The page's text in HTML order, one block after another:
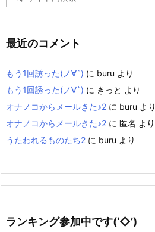
最近のコメント
もう1回誘った(ノ∀`) に buru より
もう1回誘った(ノ∀`) に きっと より
オナノコからメールきた♪2 に buru より
オナノコからメールきた♪2 に 匿名 より
うたわれるものたち2 に buru より
ランキング参加中です(‘◇’)ゞ